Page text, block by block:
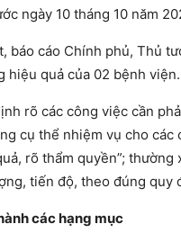
ngày 10 tháng 10 năm
báo cáo Chính phủ, Thủ
hiệu quả của 02 bệnh viện.
rõ các công việc cần
cụ thể nhiệm vụ cho các
rõ thẩm quyền”; thường
tiến độ, theo đúng quy
các hạng mục